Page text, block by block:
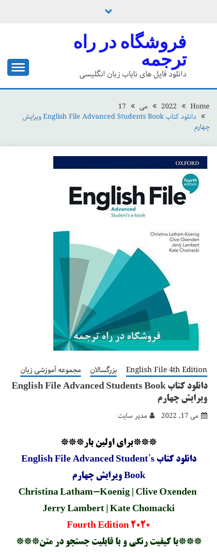
فروشگاه در راه
ترجمه
دانلود فایل های نایاب زبان انگلیسی
Home
2022 می
17
دانلود کتاب English File Advanced Students Book ویرایش
چهارم
English File 4th Edition بزرگسالان مجموعه آموزشی زبان
دانلود کتاب English File Advanced Students Book
ویرایش چهارم
می 17, 2022 مدیر سایت
***برای اولین بار***
دانلود کتاب English File Advanced Student’s
Book ویرایش چهارم
Jerry Lambert | Kate Chomacki
Fourth Edition 2020
***با کیفیت رنگی و با قابلیت جستجو در متن***